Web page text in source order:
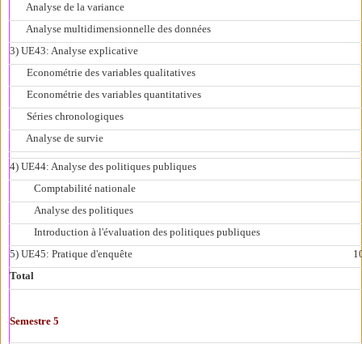
Analyse de la variance
Analyse multidimensionnelle des données
3) UE43: Analyse explicative
Econométrie des variables qualitatives
Econométrie des variables quantitatives
Séries chronologiques
Analyse de survie
4) UE44: Analyse des politiques publiques
Comptabilité nationale
Analyse des politiques
Introduction à l'évaluation des politiques publiques
5) UE45: Pratique d'enquête
Total
Semestre 5